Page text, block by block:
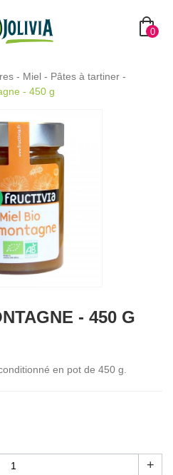
0
- Miel - Pâtes à tartiner -
- 450 g
- 450 G
en pot de 450 g.
+